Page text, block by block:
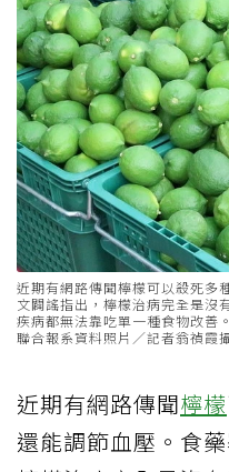
近期有網路傳聞檸檬可以殺死多
文闢謠指出，檸檬治病完全是沒
疾病都無法靠吃單一種食物改善。
聯合報系資料照片／記者翁禎霞
近期有網路傳聞檸檬
還能調節血壓。食